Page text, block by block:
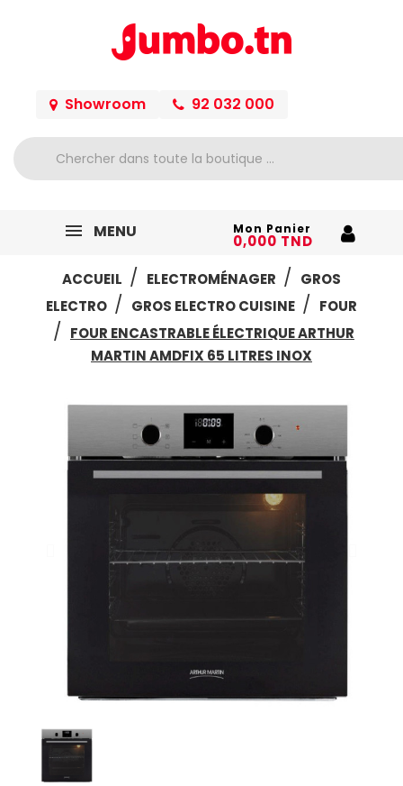
Showroom 92 032 000
MENU Mon Panier
0,000 TND
ACCUEIL
ELECTROMÉNAGER
GROS
ELECTRO
GROS ELECTRO CUISINE
FOUR
FOUR ENCASTRABLE ÉLECTRIQUE ARTHUR
MARTIN AMDFIX 65 LITRES INOX